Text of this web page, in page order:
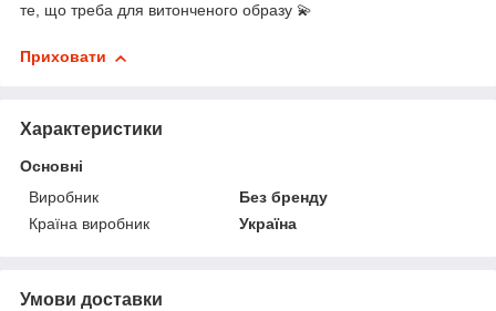
те, що треба для витонченого образу 💫
Приховати
Характеристики
Основні
Виробник
Без бренду
Країна виробник
Україна
Умови доставки